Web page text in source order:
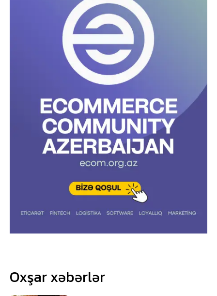
Oxşar xəbərlər